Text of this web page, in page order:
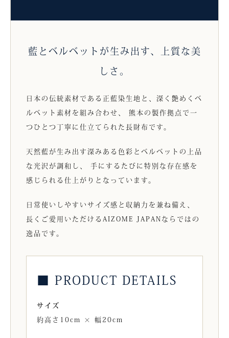
藍とベルベットが生み出す、上質な美
しさ。
日本の伝統素材である正藍染生地と、深く艶めくベ
ルベット素材を組み合わせ、 熊本の製作拠点で一
つひとつ丁寧に仕立てられた長財布です。
天然藍が生み出す深みある色彩とベルベットの上品
な光沢が調和し、 手にするたびに特別な存在感を
感じられる仕上がりとなっています。
日常使いしやすいサイズ感と収納力を兼ね備え、
長くご愛用いただけるAIZOME JAPANならではの
逸品です。
■ PRODUCT DETAILS
サイズ
約高さ10cm × 幅20cm